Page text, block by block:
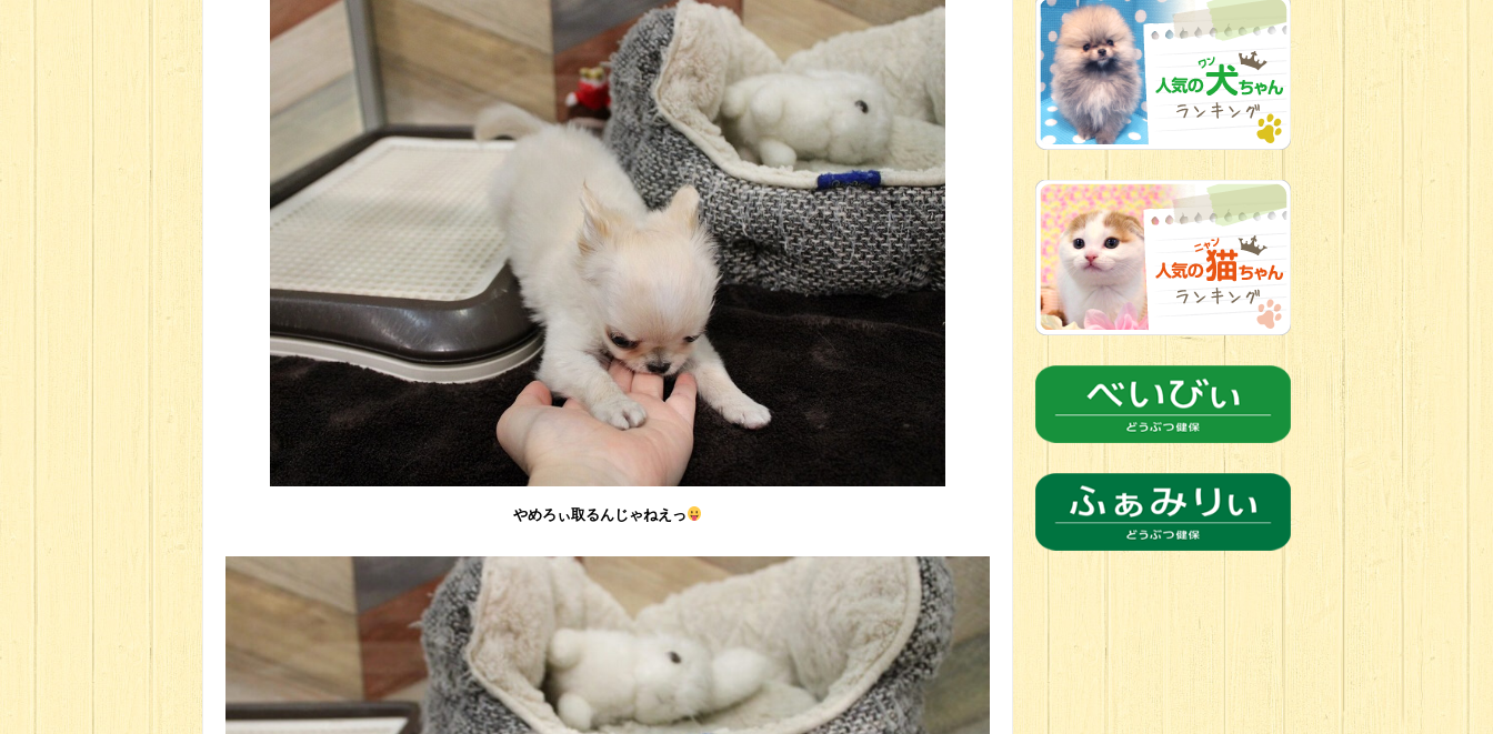
やめろぃ取るんじゃねえっ
2026.07.06 新入生紹介
2026.07.03
ちびっこワン
コ
2026.07.01ダラダラな猫
スタッフ
新入生
2026.06.24
人懐っこすぎ
なわんちゃんず
2026.06.21
転入生のご紹
介(*ﾉωﾉ)